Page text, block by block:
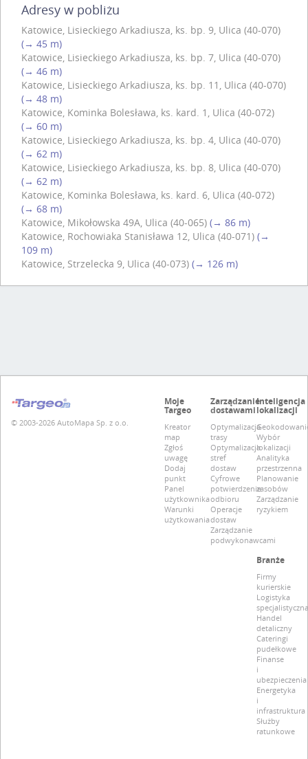
Adresy w pobliżu
Katowice, Lisieckiego Arkadiusza, ks. bp. 9, Ulica (40-070)
(→ 45 m)
Katowice, Lisieckiego Arkadiusza, ks. bp. 7, Ulica (40-070)
(→ 46 m)
Katowice, Lisieckiego Arkadiusza, ks. bp. 11, Ulica (40-070)
(→ 48 m)
Katowice, Kominka Bolesława, ks. kard. 1, Ulica (40-072)
(→ 60 m)
Katowice, Lisieckiego Arkadiusza, ks. bp. 4, Ulica (40-070)
(→ 62 m)
Katowice, Lisieckiego Arkadiusza, ks. bp. 8, Ulica (40-070)
(→ 62 m)
Katowice, Kominka Bolesława, ks. kard. 6, Ulica (40-072)
(→ 68 m)
Katowice, Mikołowska 49A, Ulica (40-065) (→ 86 m)
Katowice, Rochowiaka Stanisława 12, Ulica (40-071) (→
109 m)
Katowice, Strzelecka 9, Ulica (40-073) (→ 126 m)
© 2003-2026 AutoMapa Sp. z o.o.
Moje
Targeo
Kreator
map
Zgłoś
uwagę
Dodaj
punkt
Panel
użytkownika
Warunki
użytkowania
Zarządzanie
dostawami
Optymalizacja
trasy
Optymalizacja
stref
dostaw
Cyfrowe
potwierdzenie
odbioru
Operacje
dostaw
Zarządzanie
podwykonawcami
Inteligencja
lokalizacji
Wybór
lokalizacji
Analityka
przestrzenna
Planowanie
zasobów
Zarządzanie
ryzykiem
Branże
Firmy
kurierskie
Logistyka
specjalistyczna
Handel
detaliczny
Cateringi
pudełkowe
Finanse
i
ubezpieczenia
Energetyka
i
infrastruktura
Służby
ratunkowe